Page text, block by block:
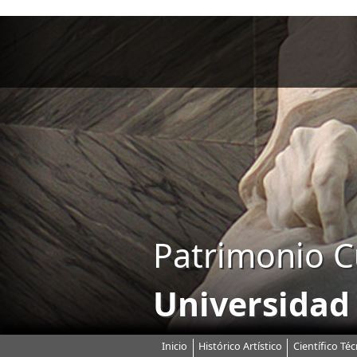
Patrimonio
Inicio Histórico Artístico Científico